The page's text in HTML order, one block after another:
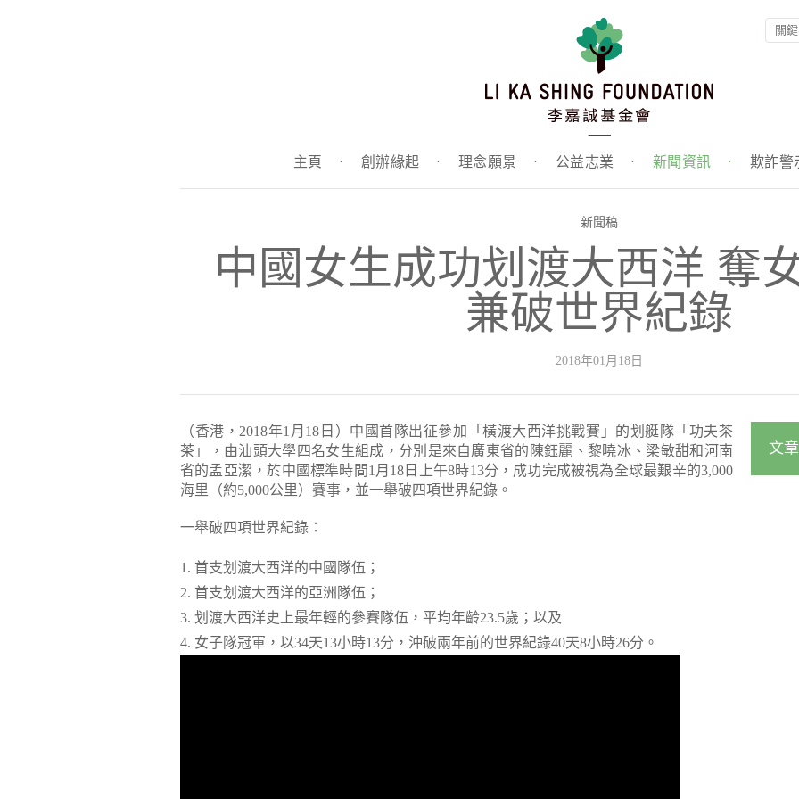
主頁 · 創辦緣起 · 理念願景 · 公益志業 · 新聞資訊 · 欺詐警
新聞稿
中國女生成功划渡大西洋 奪
兼破世界紀錄
2018年01月18日
（香港，2018年1月18日）中國首隊出征參加「橫渡大西洋挑戰賽」的划艇隊「功夫茶
茶」，由汕頭大學四名女生組成，分別是來自廣東省的陳鈺麗、黎曉冰、梁敏甜和河南
省的孟亞潔，於中國標準時間1月18日上午8時13分，成功完成被視為全球最艱辛的3,000
海里（約5,000公里）賽事，並一舉破四項世界紀錄。
一舉破四項世界紀錄：
1. 首支划渡大西洋的中國隊伍；
2. 首支划渡大西洋的亞洲隊伍；
3. 划渡大西洋史上最年輕的參賽隊伍，平均年齡23.5歲；以及
4. 女子隊冠軍，以34天13小時13分，沖破兩年前的世界紀錄40天8小時26分。
文